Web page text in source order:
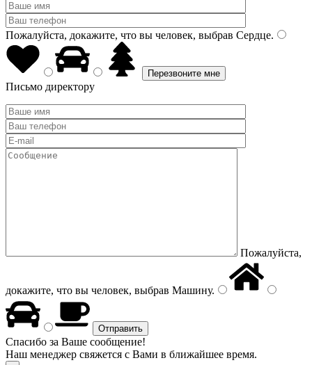
Пожалуйста, докажите, что вы человек, выбрав Сердце.
Письмо директору
Пожалуйста,
докажите, что вы человек, выбрав Машину.
Спасибо за Ваше сообщение!
Наш менеджер свяжется с Вами в ближайшее время.